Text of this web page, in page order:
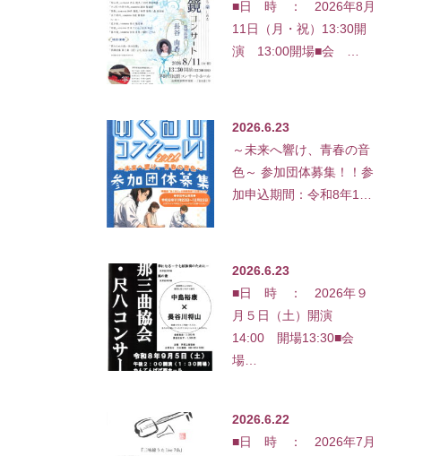
■日 時 ： 2026年8月
11日（月・祝）13:30開
演 13:00開場■会 …
2026.6.23
～未来へ響け、青春の音
色～ 参加団体募集！！参
加申込期間：令和8年1…
2026.6.23
■日 時 ： 2026年９
月５日（土）開演
14:00 開場13:30■会
場…
2026.6.22
■日 時 ： 2026年7月